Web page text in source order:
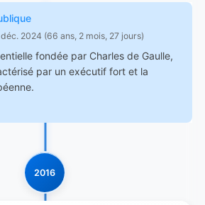
2024 (66 ans, 2 mois, 27 jours)
fondée par Charles de Gaulle,
par un exécutif fort et la
2016